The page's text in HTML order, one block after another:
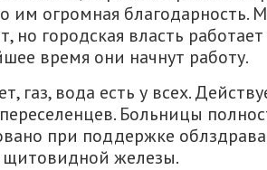
им огромная благодарность.
но городская власть работает
время они начнут работу.
газ, вода есть у всех.
Больницы
при поддержке
железы.